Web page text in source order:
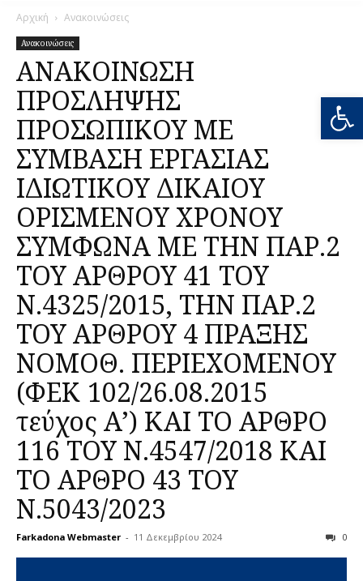
Αρχική Ανακοινώσεις
Ανακοινώσεις
ΑΝΑΚΟΙΝΩΣΗ
ΠΡΟΣΛΗΨΗΣ
ΠΡΟΣΩΠΙΚΟΥ ΜΕ
ΣΥΜΒΑΣΗ ΕΡΓΑΣΙΑΣ
ΙΔΙΩΤΙΚΟΥ ΔΙΚΑΙΟΥ
ΟΡΙΣΜΕΝΟΥ ΧΡΟΝΟΥ
ΣΥΜΦΩΝΑ ΜΕ ΤΗΝ ΠΑΡ.2
ΤΟΥ ΑΡΘΡΟΥ 41 ΤΟΥ
Ν.4325/2015, ΤΗΝ ΠΑΡ.2
ΤΟΥ ΑΡΘΡΟΥ 4 ΠΡΑΞΗΣ
ΝΟΜΟΘ. ΠΕΡΙΕΧΟΜΕΝΟΥ
(ΦΕΚ 102/26.08.2015
τεύχος Α’) ΚΑΙ ΤΟ ΑΡΘΡΟ
116 ΤΟΥ Ν.4547/2018 ΚΑΙ
ΤΟ ΑΡΘΡΟ 43 ΤΟΥ
Ν.5043/2023
Farkadona Webmaster - 11 Δεκεμβρίου 2024 0